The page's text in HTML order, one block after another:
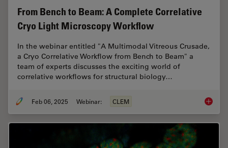
From Bench to Beam: A Complete Correlative
Cryo Light Microscopy Workflow
In the webinar entitled "A Multimodal Vitreous Crusade,
a Cryo Correlative Workflow from Bench to Beam" a
team of experts discusses the exciting world of
correlative workflows for structural biology…
Feb 06, 2025 Webinar: CLEM From